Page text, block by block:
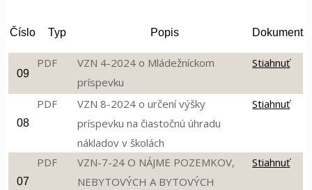
Číslo Typ Popis Dokument
09
PDF
VZN 4-2024 o Mládežníckom
príspevku
Stiahnuť
08
PDF
VZN 8-2024 o určení výšky
príspevku na čiastočnú úhradu
nákladov v školách
Stiahnuť
07
PDF
VZN-7-24 O NÁJME POZEMKOV,
NEBYTOVÝCH A BYTOVÝCH
Stiahnuť